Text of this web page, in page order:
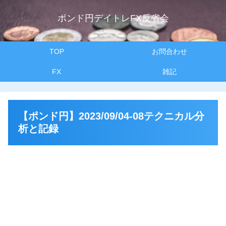
ポンド円デイトレFX反省会
TOP お問合わせ
FX 雑記
【ポンド円】2023/09/04-08テクニカル分
析と記録